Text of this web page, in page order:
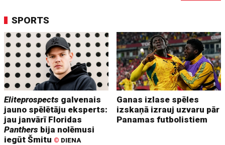
SPORTS
Eliteprospects galvenais
jauno spēlētāju eksperts:
jau janvārī Floridas
Panthers bija nolēmusi
iegūt Šmitu © DIENA
Ganas izlase spēles
izskaņā izrauj uzvaru pār
Panamas futbolistiem